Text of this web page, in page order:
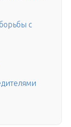
с